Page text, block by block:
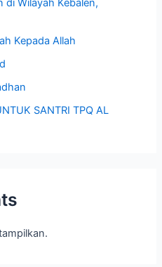
di Wilayah Kebalen,
Kepada Allah
SANTRI TPQ AL